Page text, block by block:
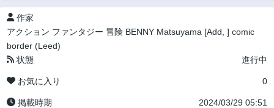
作家
アクション ファンタジー 冒険 BENNY Matsuyama [Add, ] comic
border (Leed)
状態
進行中
お気に入り 0
掲載時期 2024/03/29 05:51